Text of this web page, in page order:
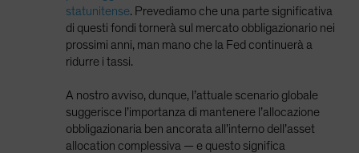
statunitense. Prevediamo che una parte significativa
di questi fondi tornerà sul mercato obbligazionario nei
prossimi anni, man mano che la Fed continuerà a
ridurre i tassi.
A nostro avviso, dunque, l’attuale scenario globale
suggerisce l’importanza di mantenere l’allocazione
obbligazionaria ben ancorata all’interno dell’asset
allocation complessiva — e questo significa